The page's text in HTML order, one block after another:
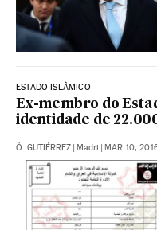
ESTADO ISLÂMICO
Ex-membro do
identidade de
Ó. GUTIÉRREZ Madri MAR 10,